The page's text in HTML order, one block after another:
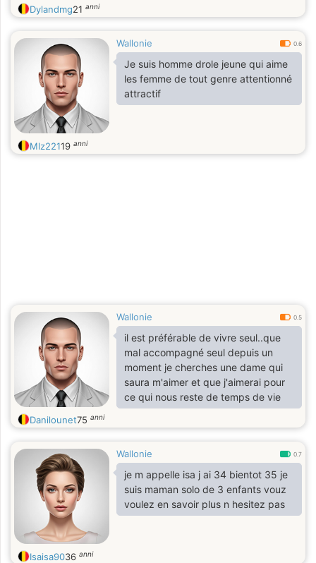
Dylandmg21 anni
Wallonie 0.6
Je suis homme drole jeune qui aime
les femme de tout genre attentionné
attractif
Mlz22119 anni
Wallonie 0.5
il est préférable de vivre seul..que
mal accompagné seul depuis un
moment je cherches une dame qui
saura m'aimer et que j'aimerai pour
ce qui nous reste de temps de vie
Danilounet75 anni
Wallonie 0.7
je m appelle isa j ai 34 bientot 35 je
suis maman solo de 3 enfants vouz
voulez en savoir plus n hesitez pas
Isaisa9036 anni